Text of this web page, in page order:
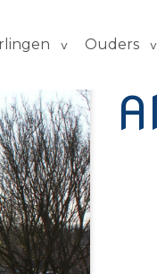
Ouders